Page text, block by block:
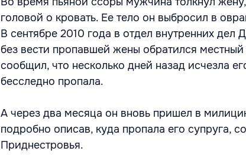
головой о кровать. Ее тело он выбросил в
В сентябре 2010 года в отдел внутренних дел
без вести пропавшей жены обратился
сообщил, что несколько дней назад исчезла
бесследно пропала.
А через два месяца он вновь пришел в
подробно описав, куда пропала его супруга,
Приднестровья.